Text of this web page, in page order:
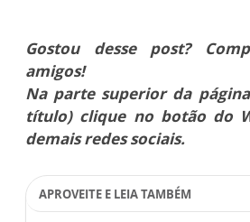
Gostou desse post?
amigos!
Na parte superior da
título) clique no botão do
demais redes sociais.
APROVEITE E LEIA TAMBÉM